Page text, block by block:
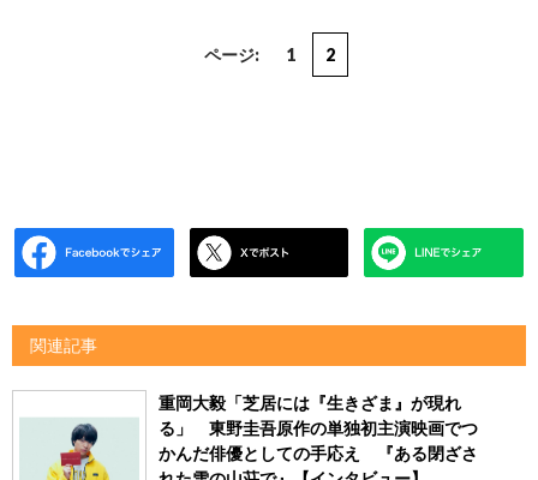
ページ: 1 2
関連記事
重岡大毅「芝居には『生きざま』が現れ
る」 東野圭吾原作の単独初主演映画でつ
かんだ俳優としての手応え 『ある閉ざさ